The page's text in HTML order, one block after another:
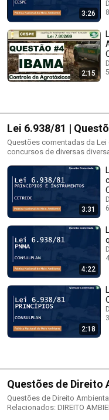
3:26
2:15
Lei 6.938/81 |
Política Nacional do
Questões comentadas da Lei
concursos de diversas
Nacional do Meio Ambiente - PNMA - lei
política nacional do meio
saneamento básico. 1.6 Lei nº 6.938/1981 e alterações (Política Nacional
do Meio Ambiente). - 2. A
e conceitos; CONAMA –
composição, atribuições e competência - 7.
Ambiente – SISNAMA:
6.938/81 (Política Nacional
alterações (Política Nacional do Meio
do Meio Ambiente: Lei
UECE - e. Política Nacional
10.165/00 e Decreto nº 99.274/
3:31
4:22
2:18
Questões de Direito
Jurisprudência
Questões de Direito Ambiental.
Relacionados: DIREITO